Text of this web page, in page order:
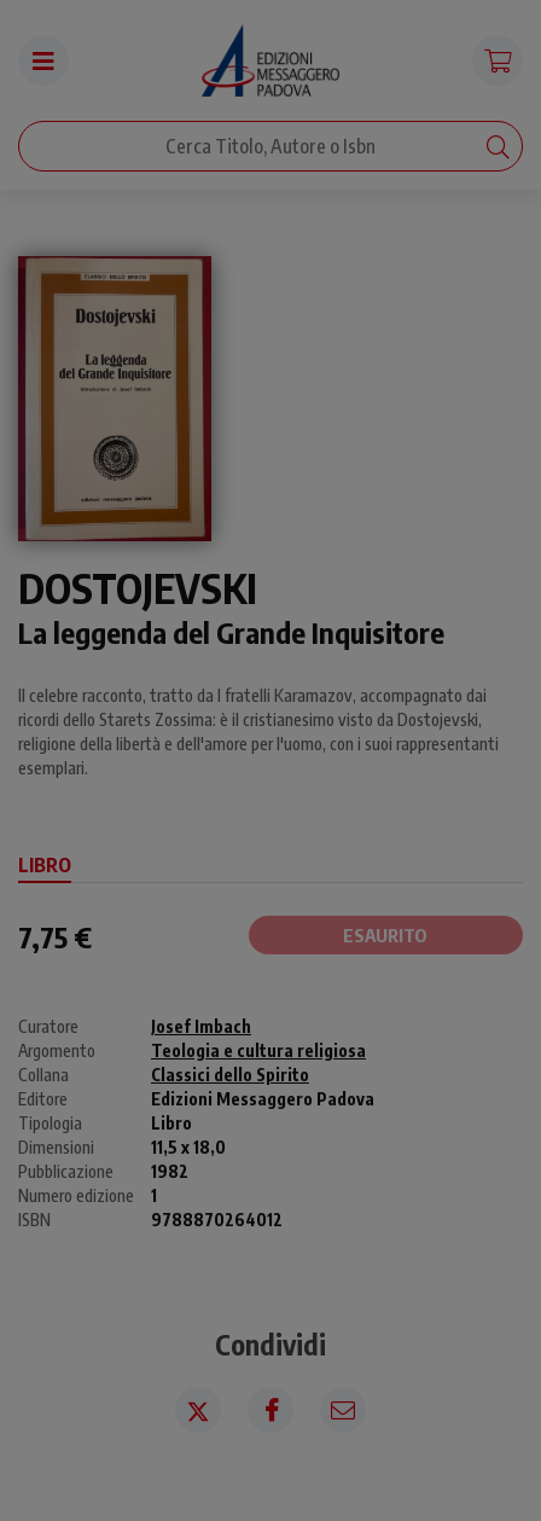
DOSTOJEVSKI
La leggenda del Grande Inquisitore
Il celebre racconto, tratto da I fratelli Karamazov, accompagnato dai
ricordi dello Starets Zossima: è il cristianesimo visto da Dostojevski,
religione della libertà e dell'amore per l'uomo, con i suoi rappresentanti
esemplari.
LIBRO
7,75 € ESAURITO
Curatore
Josef Imbach
Argomento
Teologia e cultura religiosa
Collana
Classici dello Spirito
Editore
Edizioni Messaggero Padova
Tipologia
Libro
Dimensioni
11,5 x 18,0
Pubblicazione
1982
Numero edizione
1
ISBN
9788870264012
Condividi